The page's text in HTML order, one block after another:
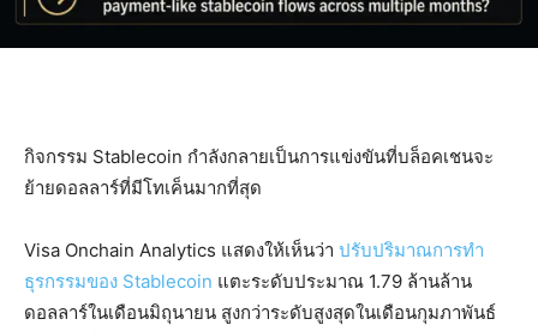
กิจกรรม Stablecoin กำลังกลายเป็นการแข่งขันที่บล็อคเชนจะ
ย้ายดอลลาร์ที่มีโทเค็นมากที่สุด
Visa Onchain Analytics แสดงให้เห็นว่า ปรับปริมาณการทำ
ธุรกรรมของ Stablecoin แตะระดับประมาณ 1.79 ล้านล้าน
ดอลลาร์ในเดือนมิถุนายน สูงกว่าระดับสูงสุดในเดือนกุมภาพันธ์